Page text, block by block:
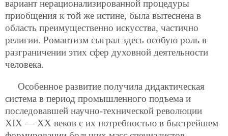
вариант нерационализированной процедуры
приобщения к той же истине, была вытеснена в
область преимущественно искусства, частично
религии. Романтизм сыграл здесь особую роль в
разграничении этих сфер духовной деятельности
человека.
Особенное развитие получила дидактическая
система в период промышленного подъема и
последовавшей научно-технической революции
XIX — XX веков с их потребностью в быстрейшем